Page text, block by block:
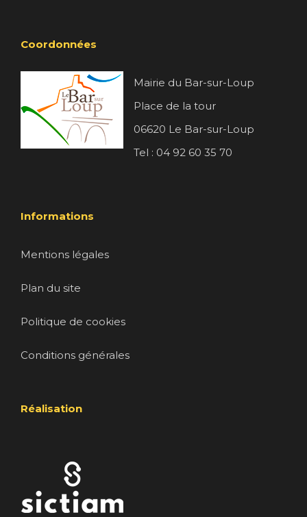
Coordonnées
Mairie du Bar-sur-Loup
Place de la tour
06620 Le Bar-sur-Loup
Tel : 04 92 60 35 70
Informations
Mentions légales
Plan du site
Politique de cookies
Conditions générales
Réalisation